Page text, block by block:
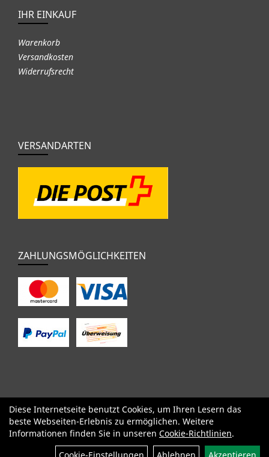
IHR EINKAUF
Warenkorb
Versandkosten
Widerrufsrecht
VERSANDARTEN
ZAHLUNGSMÖGLICHKEITEN
SALE Specialized Factor Cervélo BMC Orbea
Yeti
Pinarello
OPEN Kids / BMX Komponenten
Bekleidung
Zubehör
Sale
Diese Internetseite benutzt Cookies, um Ihren Lesern das
beste Webseiten-Erlebnis zu ermöglichen. Weitere
Informationen finden Sie in unseren Cookie-Richtlinien.